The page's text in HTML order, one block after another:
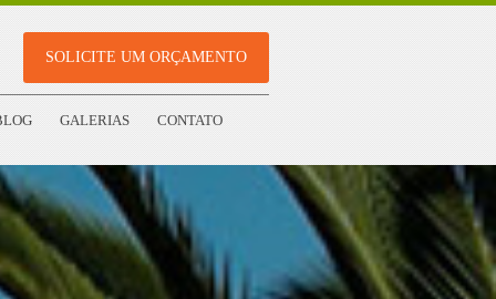
SOLICITE UM ORÇAMENTO
GALERIAS CONTATO